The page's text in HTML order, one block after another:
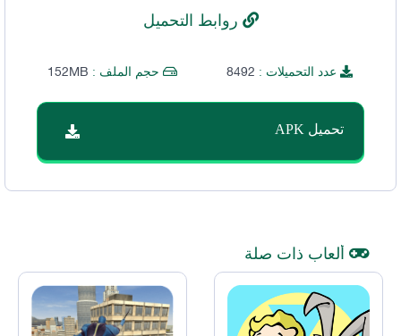
روابط التحميل
عدد التحميلات : 8492 حجم الملف : 152MB
تحميل APK
ألعاب ذات صلة